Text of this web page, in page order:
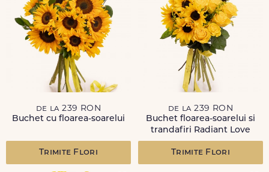
de la 239 RON
Buchet cu floarea-soarelui
Trimite Flori
de la 239 RON
Buchet floarea-soarelui si
trandafiri Radiant Love
Trimite Flori